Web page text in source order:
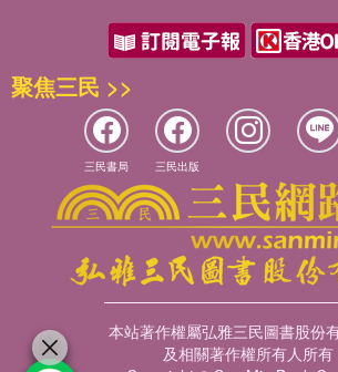
聚焦三民 >>
三民書局 三民出版
本站著作權屬弘雅三民圖書股份
及相關著作權所有人所有